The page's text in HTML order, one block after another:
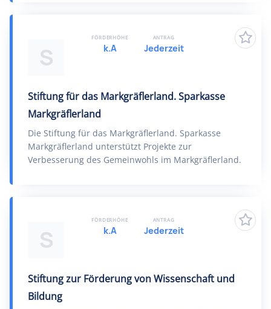
S
Stiftung für das Markgräflerland. Sparkasse
Markgräflerland
Die Stiftung für das Markgräflerland. Sparkasse
Markgräflerland unterstützt Projekte zur
Verbesserung des Gemeinwohls im Markgräflerland.
FÖRDERHÖHE
k.A
ANTRAG
Jederzeit
S
Stiftung zur Förderung von Wissenschaft und
Bildung
FÖRDERHÖHE
k.A
ANTRAG
Jederzeit